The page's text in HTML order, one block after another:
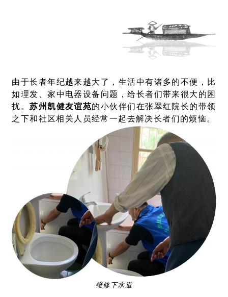
由于长者年纪越来越大了，生活中有诸多的不便，比
如理发、家中电器设备问题，给长者们带来很大的困
扰。苏州凯健友谊苑的小伙伴们在张翠红院长的带领
之下和社区相关人员经常一起去解决长者们的烦恼。
维修下水道